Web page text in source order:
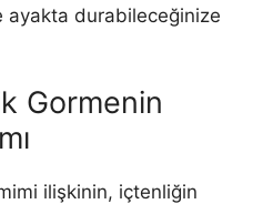
ayakta durabileceğinize
Gormenin
ilişkinin, içtenliğin